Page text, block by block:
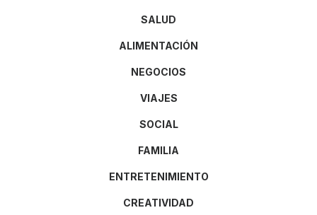
SALUD
ALIMENTACIÓN
NEGOCIOS
VIAJES
SOCIAL
FAMILIA
ENTRETENIMIENTO
CREATIVIDAD